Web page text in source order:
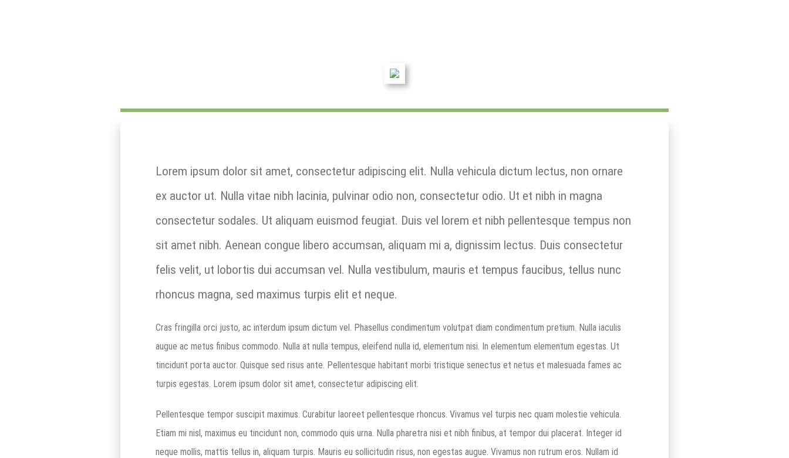
Lorem ipsum dolor sit amet, consectetur adipiscing elit. Nulla vehicula dictum lectus, non ornare
ex auctor ut. Nulla vitae nibh lacinia, pulvinar odio non, consectetur odio. Ut et nibh in magna
consectetur sodales. Ut aliquam euismod feugiat. Duis vel lorem et nibh pellentesque tempus non
sit amet nibh. Aenean congue libero accumsan, aliquam mi a, dignissim lectus. Duis consectetur
felis velit, ut lobortis dui accumsan vel. Nulla vestibulum, mauris et tempus faucibus, tellus nunc
rhoncus magna, sed maximus turpis elit et neque.
Cras fringilla orci justo, ac interdum ipsum dictum vel. Phasellus condimentum volutpat diam condimentum pretium. Nulla iaculis
augue ac metus finibus commodo. Nulla at nulla tempus, eleifend nulla id, elementum nisi. In elementum elementum egestas. Ut
tincidunt porta auctor. Quisque sed risus ante. Pellentesque habitant morbi tristique senectus et netus et malesuada fames ac
turpis egestas. Lorem ipsum dolor sit amet, consectetur adipiscing elit.
Pellentesque tempor suscipit maximus. Curabitur laoreet pellentesque rhoncus. Vivamus vel turpis nec quam molestie vehicula.
Etiam mi nisl, maximus eu tincidunt non, commodo quis urna. Nulla pharetra nisi et nibh finibus, at tempor dui placerat. Integer id
neque mollis, mattis tellus in, aliquam turpis. Mauris eu sollicitudin risus, non egestas augue. Vivamus non rutrum eros. Nullam id